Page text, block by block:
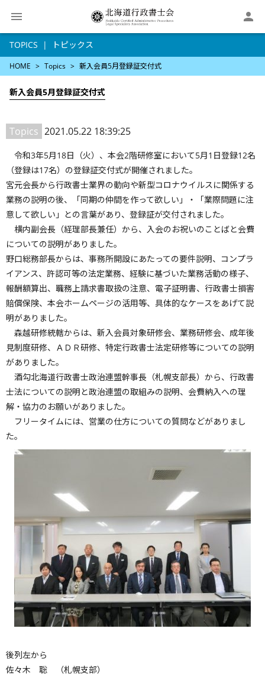

TOPICS トピックス
HOME Topics 新入会員5月登録証交付式
新入会員5月登録証交付式
Topics 2021.05.22 18:39:25
令和3年5月18日（火）、本会2階研修室において5月1日登録12名
（登録は17名）の登録証交付式が開催されました。
宮元会長から行政書士業界の動向や新型コロナウイルスに関係する
業務の説明の後、「同期の仲間を作って欲しい」・「業際問題に注
意して欲しい」との言葉があり、登録証が交付されました。
横内副会長（経理部長兼任）から、入会のお祝いのことばと会費
についての説明がありました。
野口総務部長からは、事務所開設にあたっての要件説明、コンプラ
イアンス、許認可等の法定業務、経験に基づいた業務活動の様子、
報酬額算出、職務上請求書取扱の注意、電子証明書、行政書士損害
賠償保険、本会ホームページの活用等、具体的なケースをあげて説
明がありました。
森越研修統轄からは、新入会員対象研修会、業務研修会、成年後
見制度研修、ＡＤＲ研修、特定行政書士法定研修等についての説明
がありました。
酒勾北海道行政書士政治連盟幹事長（札幌支部長）から、行政書
士法についての説明と政治連盟の取組みの説明、会費納入への理
解・協力のお願いがありました。
フリータイムには、営業の仕方についての質問などがありまし
た。
後列左から
佐々木 聡 （札幌支部）